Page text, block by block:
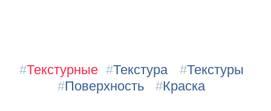
#Текстурные #Текстура #Текстуры
#Поверхность #Краска